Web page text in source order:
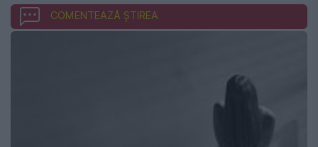
COMENTEAZĂ ȘTIREA